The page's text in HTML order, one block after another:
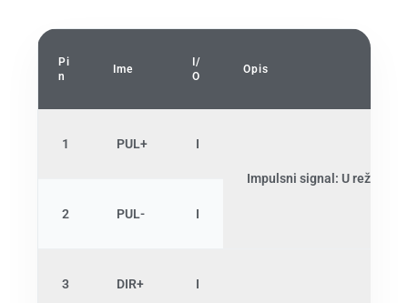
Pi
n
Ime
I/
O
Opis
1 PUL+ I
Impulsni signal: U režimu
2 PUL- I
3 DIR+ I